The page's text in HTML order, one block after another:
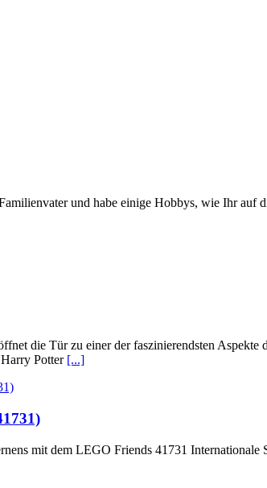
und habe einige Hobbys, wie Ihr auf
die Tür zu einer der faszinierendsten
Potter [...]
mit dem LEGO Friends 41731